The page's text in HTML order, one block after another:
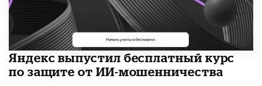
​Яндекс выпустил бесплатный курс
по защите от ИИ-мошенничества